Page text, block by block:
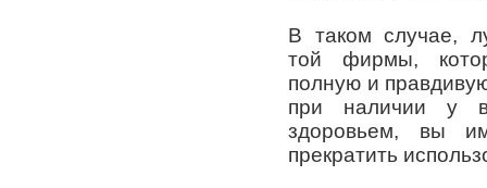
В таком случае,
той фирмы,
полную и
при наличии у
здоровьем, вы
прекратить